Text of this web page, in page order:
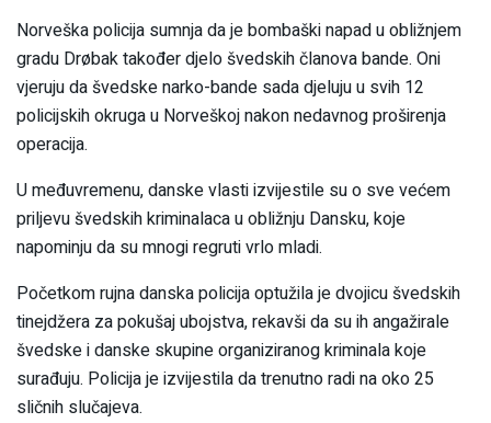
Norveška policija sumnja da je bombaški napad u obližnjem
gradu Drøbak također djelo švedskih članova bande. Oni
vjeruju da švedske narko-bande sada djeluju u svih 12
policijskih okruga u Norveškoj nakon nedavnog proširenja
operacija.
U međuvremenu, danske vlasti izvijestile su o sve većem
priljevu švedskih kriminalaca u obližnju Dansku, koje
napominju da su mnogi regruti vrlo mladi.
Početkom rujna danska policija optužila je dvojicu švedskih
tinejdžera za pokušaj ubojstva, rekavši da su ih angažirale
švedske i danske skupine organiziranog kriminala koje
surađuju. Policija je izvijestila da trenutno radi na oko 25
sličnih slučajeva.